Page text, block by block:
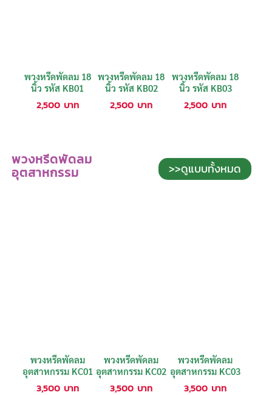
พวงหรีดพัดลม 18
นิ้ว รหัส KB01
2,500 บาท
พวงหรีดพัดลม 18
นิ้ว รหัส KB02
2,500 บาท
พวงหรีดพัดลม 18
นิ้ว รหัส KB03
2,500 บาท
พวงหรีดพัดลม
อุตสาหกรรม >>ดูแบบทั้งหมด
พวงหรีดพัดลม
อุตสาหกรรม KC01
3,500 บาท
พวงหรีดพัดลม
อุตสาหกรรม KC02
3,500 บาท
พวงหรีดพัดลม
อุตสาหกรรม KC03
3,500 บาท